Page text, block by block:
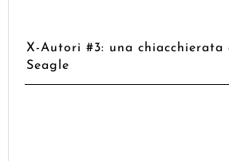
X-Autori #3: una chiacchierata
Seagle